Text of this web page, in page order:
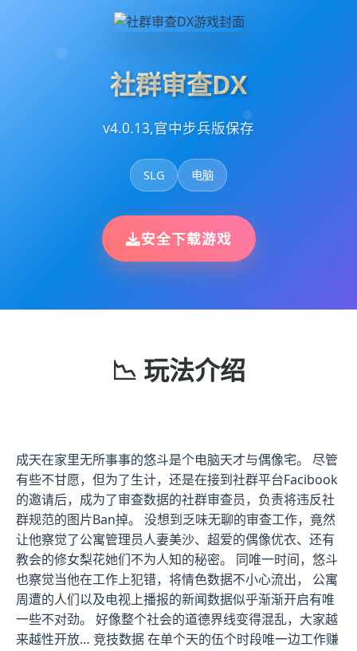
社群审查DX
v4.0.13,官中步兵版保存
SLG 电脑
安全下载游戏
📉 玩法介绍
成天在家里无所事事的悠斗是个电脑天才与偶像宅。 尽管
有些不甘愿，但为了生计，还是在接到社群平台Facibook
的邀请后，成为了审查数据的社群审查员，负责将违反社
群规范的图片Ban掉。 没想到乏味无聊的审查工作，竟然
让他察觉了公寓管理员人妻美沙、超爱的偶像优衣、还有
教会的修女梨花她们不为人知的秘密。 同唯一时间，悠斗
也察觉当他在工作上犯错，将情色数据不小心流出， 公寓
周遭的人们以及电视上播报的新闻数据似乎渐渐开启有唯
一些不对劲。 好像整个社会的道德界线变得混乱，大家越
来越性开放… 竞技数据 在单个天的伍个时段唯一边工作赚